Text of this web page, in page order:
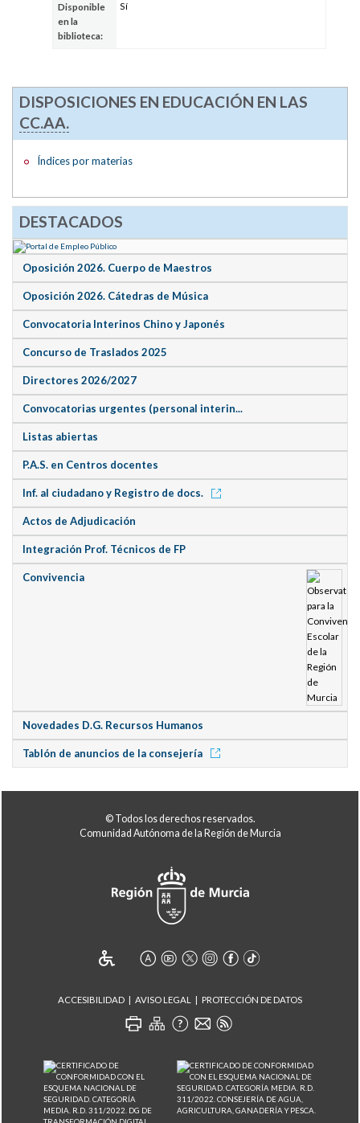
Disponible
en la
biblioteca:
Sí
DISPOSICIONES EN EDUCACIÓN EN LAS
CC.AA.
Índices por materias
DESTACADOS
Oposición 2026. Cuerpo de Maestros
Oposición 2026. Cátedras de Música
Convocatoria Interinos Chino y Japonés
Concurso de Traslados 2025
Directores 2026/2027
Convocatorias urgentes (personal interin...
Listas abiertas
P.A.S. en Centros docentes
Inf. al ciudadano y Registro de docs.
Actos de Adjudicación
Integración Prof. Técnicos de FP
Convivencia
Novedades D.G. Recursos Humanos
Tablón de anuncios de la consejería
© Todos los derechos reservados.
Comunidad Autónoma de la Región de Murcia
ACCESIBILIDAD AVISO LEGAL PROTECCIÓN DE DATOS